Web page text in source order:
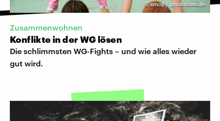
©emoji / photocase.de
Zusammenwohnen
Konflikte in der WG lösen
Die schlimmsten WG-Fights – und wie alles wieder
gut wird.